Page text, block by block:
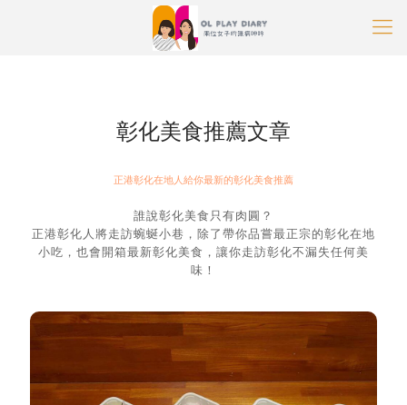
彰化美食推薦文章
正港彰化在地人給你最新的彰化美食推薦
誰說彰化美食只有肉圓？
正港彰化人將走訪蜿蜒小巷，除了帶你品嘗最正宗的彰化在地
小吃，也會開箱最新彰化美食，讓你走訪彰化不漏失任何美
味！